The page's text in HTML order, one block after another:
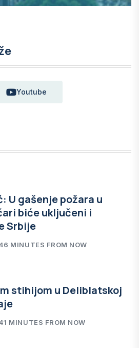
Youtube
U gašenje požara u
biće uključeni i
Srbije
MINUTES FROM NOW
stihijom u Deliblatskoj
MINUTES FROM NOW